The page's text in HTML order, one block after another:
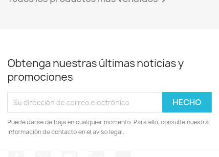
Obtenga nuestras últimas noticias y
promociones
Puede darse de baja en cualquier momento. Para ello, consulte nuestra
información de contacto en el aviso legal.